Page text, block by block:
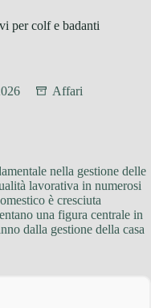
per colf e badanti
Affari
nella gestione delle
lavorativa in numerosi
è cresciuta
una figura centrale in
dalla gestione della casa